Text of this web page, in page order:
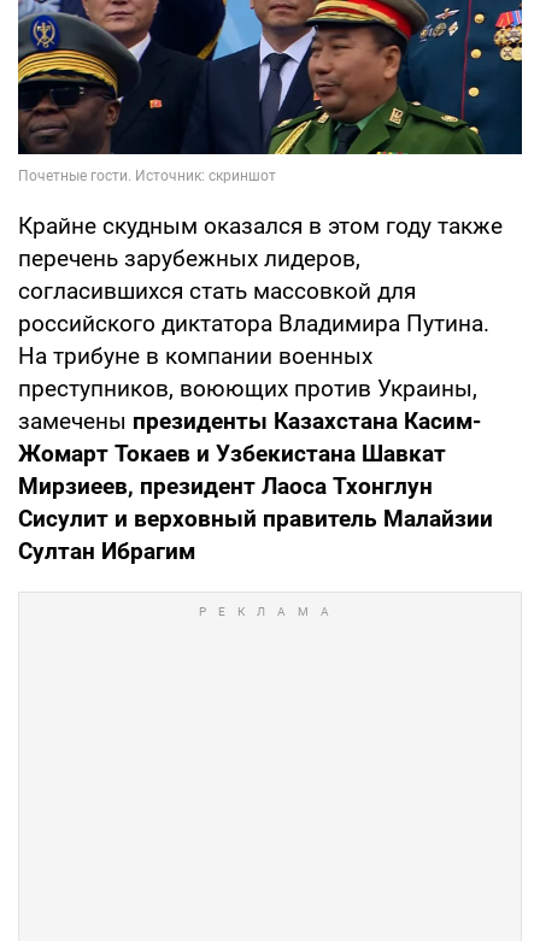
Крайне скудным оказался в этом году также
перечень зарубежных лидеров,
согласившихся стать массовкой для
российского диктатора Владимира Путина.
На трибуне в компании военных
преступников, воюющих против Украины,
замечены президенты Казахстана Касим-
Жомарт Токаев и Узбекистана Шавкат
Мирзиеев, президент Лаоса Тхонглун
Сисулит и верховный правитель Малайзии
Султан Ибрагим